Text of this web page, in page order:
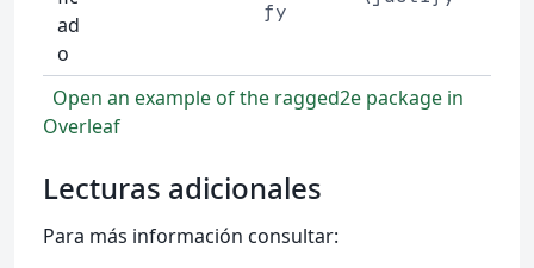
ad
o
fy
Open an example of the ragged2e package in
Overleaf
Lecturas adicionales
Para más información consultar: